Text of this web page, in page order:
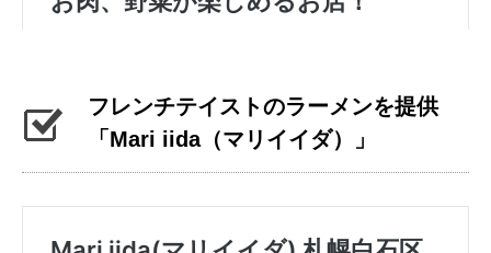
フレンチテイストのラーメンを提供
「Mari iida（マリイイダ）」